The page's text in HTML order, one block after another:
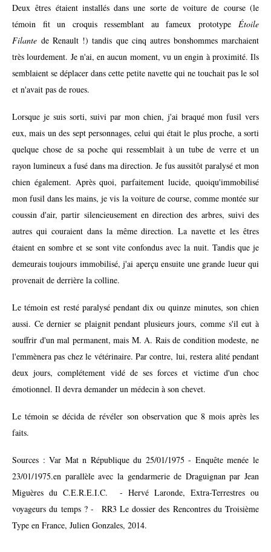
Deux êtres étaient installés dans une sorte de voiture de course (le
témoin fit un croquis ressemblant au fameux prototype Étoile
Filante de Renault !) tandis que cinq autres bonshommes marchaient
très lourdement. Je n'ai, en aucun moment, vu un engin à proximité. Ils
semblaient se déplacer dans cette petite navette qui ne touchait pas le sol
et n'avait pas de roues.
Lorsque je suis sorti, suivi par mon chien, j'ai braqué mon fusil vers
eux, mais un des sept personnages, celui qui était le plus proche, a sorti
quelque chose de sa poche qui ressemblait à un tube de verre et un
rayon lumineux a fusé dans ma direction. Je fus aussitôt paralysé et mon
chien également. Après quoi, parfaitement lucide, quoiqu'immobilisé
mon fusil dans les mains, je vis la voiture de course, comme montée sur
coussin d'air, partir silencieusement en direction des arbres, suivi des
autres qui couraient dans la même direction. La navette et les êtres
étaient en sombre et se sont vite confondus avec la nuit. Tandis que je
demeurais toujours immobilisé, j'ai aperçu ensuite une grande lueur qui
provenait de derrière la colline.
Le témoin est resté paralysé pendant dix ou quinze minutes, son chien
aussi. Ce dernier se plaignit pendant plusieurs jours, comme s'il eut à
souffrir d'un mal permanent, mais M. A. Rais de condition modeste, ne
l'emmènera pas chez le vétérinaire. Par contre, lui, restera alité pendant
deux jours, complétement vidé de ses forces et victime d'un choc
émotionnel. Il devra demander un médecin à son chevet.
Le témoin se décida de révéler son observation que 8 mois après les
faits.
Sources : Var Mat n République du 25/01/1975 - Enquête menée le
23/01/1975.en parallèle avec la gendarmerie de Draguignan par Jean
Miguères du C.E.R.E.I.C. - Hervé Laronde, Extra-Terrestres ou
voyageurs du temps ? - RR3 Le dossier des Rencontres du Troisième
Type en France, Julien Gonzales, 2014.